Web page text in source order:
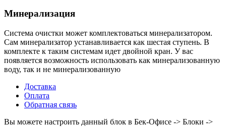
Минерализация
Система очистки может комплектоваться минерализатором.
Сам минерализатор устанавливается как шестая ступень. В
комплекте к таким системам идет двойной кран. У вас
появляется возможность использовать как минерализованную
воду, так и не минерализованную
Доставка
Оплата
Обратная связь
Вы можете настроить данный блок в Бек-Офисе -> Блоки ->